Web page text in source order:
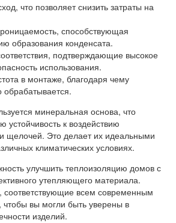
что позволяет снизить затраты на
способствующая
образования конденсата.
подтверждающие высокое
использования.
в монтаже, благодаря чему
обрабатывается.
минеральная основа, что
устойчивость к воздействию
щелочей. Это делает их идеальными
климатических условиях.
улучшить теплоизоляцию домов с
утепляющего материала.
соответствующие всем современным
чтобы вы могли быть уверены в
изделий.